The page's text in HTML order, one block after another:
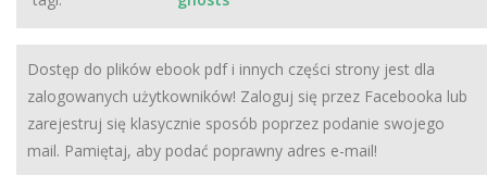
Dostęp do plików ebook pdf i innych części strony jest dla
zalogowanych użytkowników! Zaloguj się przez Facebooka lub
zarejestruj się klasycznie sposób poprzez podanie swojego
mail. Pamiętaj, aby podać poprawny adres e-mail!